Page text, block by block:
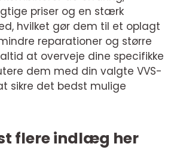
priser og en stærk
hvilket gør dem til et oplagt
reparationer og større
altid at overveje dine specifikke
dem med din valgte VVS-
sikre det bedst mulige
flere indlæg her